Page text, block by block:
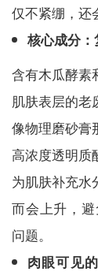
仅不紧绷，还
核心成分
含有木瓜酵素
肌肤表层的老
像物理磨砂膏
高浓度透明质
为肌肤补充水
而会上升，
问题。
肉眼可见